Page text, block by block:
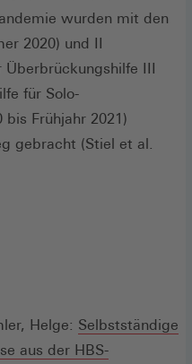
wurden mit den
2020) und II
III
für Solo-
Frühjahr 2021)
gebracht (Stiel et al.
Helge: Selbstständige
aus der HBS-